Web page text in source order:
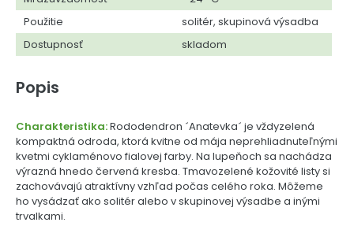
Použitie
solitér, skupinová výsadba
Dostupnosť
skladom
Popis
Charakteristika:Rododendron ´Anatevka´ je vždyzelená
kompaktná odroda, ktorá kvitne od mája neprehliadnuteľnými
kvetmi cyklaménovo fialovej farby. Na lupeňoch sa nachádza
výrazná hnedo červená kresba. Tmavozelené kožovité listy si
zachovávajú atraktívny vzhľad počas celého roka. Môžeme
ho vysádzať ako solitér alebo v skupinovej výsadbe a inými
trvalkami.